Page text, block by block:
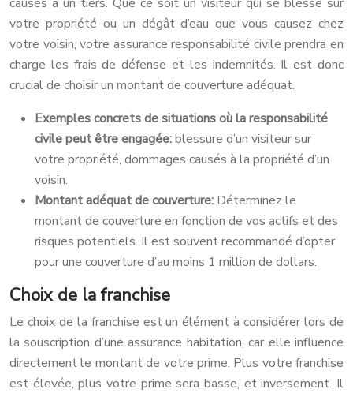
votre propriété ou un dégât d’eau que vous causez chez
votre voisin, votre assurance responsabilité civile prendra en
charge les frais de défense et les indemnités. Il est donc
crucial de choisir un montant de couverture adéquat.
Exemples concrets de situations où la responsabilité
civile peut être engagée:blessure d’un visiteur sur
votre propriété, dommages causés à la propriété d’un
voisin.
Montant adéquat de couverture: Déterminez le
montant de couverture en fonction de vos actifs et des
risques potentiels. Il est souvent recommandé d’opter
pour une couverture d’au moins 1 million de dollars.
Choix de la franchise
Le choix de la franchise est un élément à considérer lors de
la souscription d’une assurance habitation, car elle influence
directement le montant de votre prime. Plus votre franchise
est élevée, plus votre prime sera basse, et inversement. Il